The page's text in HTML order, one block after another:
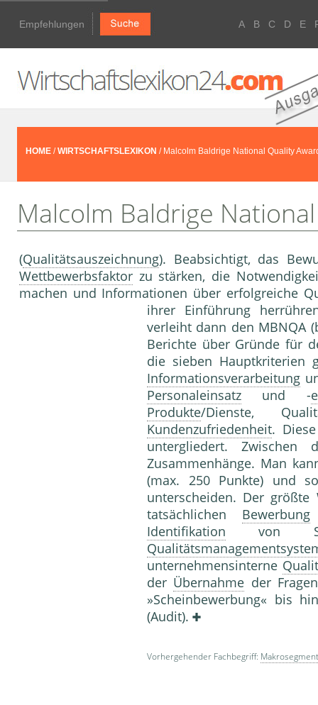
Empfehlungen A B C D E
HOME /WIRTSCHAFTSLEXIKON / Malcolm Baldrige National Quality
Malcolm Baldrige
(Qualitätsauszeichnung). Beabsichtigt, das
Wettbewerbsfaktor zu stärken, die
machen und Informationen über erfolgreiche
ihrer Einführung
verleiht dann den MBNQA
Berichte über Gründe für
die sieben Hauptkriterien
Informationsverarbeitung
Personaleinsatz und -
Produkte/Dienste,
Kundenzufriedenheit.
untergliedert. Zwischen
Zusammenhänge. Man
(max. 250 Punkte) und
unterscheiden. Der
tatsächlichen Bewerbung
Identifikation von
unternehmensinterne
der Übernahme der
»Scheinbewerbung« bis
(Audit).
Vorhergehender Fachbegriff: